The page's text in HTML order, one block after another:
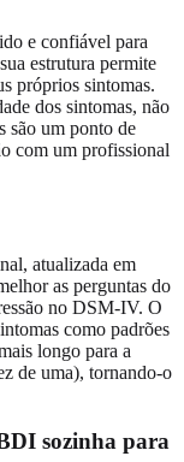
e confiável para
estrutura permite
próprios sintomas.
dos sintomas, não
são um ponto de
com um profissional
atualizada em
as perguntas do
no DSM-IV. O
como padrões
longo para a
de uma), tornando-o
sozinha para